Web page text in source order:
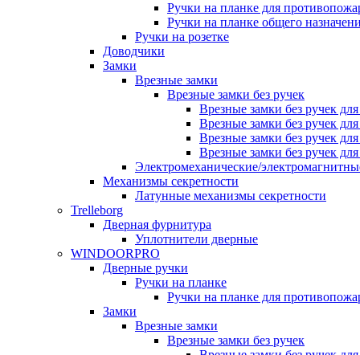
Ручки на планке для
Ручки на планке общего
Ручки на розетке
Доводчики
Замки
Врезные замки
Врезные замки без ручек
Врезные замки без ручек
Врезные замки без ручек
Врезные замки без ручек
Врезные замки без ручек
Электромеханические/
Механизмы секретности
Латунные механизмы секретности
Trelleborg
Дверная фурнитура
Уплотнители дверные
WINDOORPRO
Дверные ручки
Ручки на планке
Ручки на планке для
Замки
Врезные замки
Врезные замки без ручек